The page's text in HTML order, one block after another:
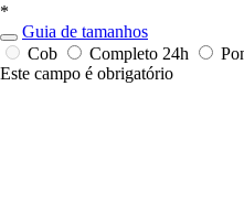
*
Guia de tamanhos
Cob
Completo 24h
Este campo é obrigatório